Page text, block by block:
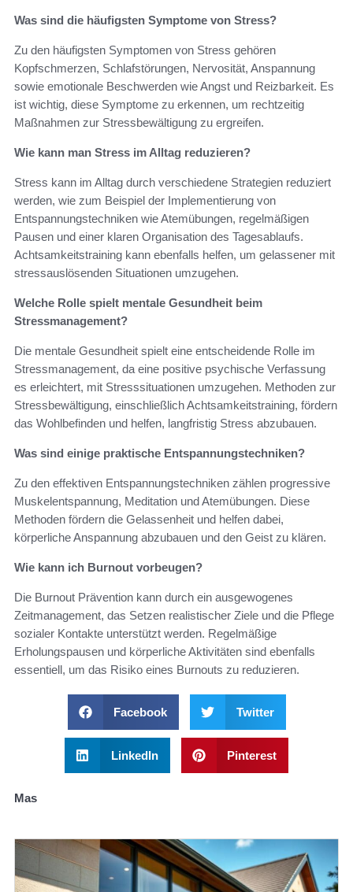
Was sind die häufigsten Symptome von Stress?
Zu den häufigsten Symptomen von Stress gehören
Kopfschmerzen, Schlafstörungen, Nervosität, Anspannung
sowie emotionale Beschwerden wie Angst und Reizbarkeit. Es
ist wichtig, diese Symptome zu erkennen, um rechtzeitig
Maßnahmen zur Stressbewältigung zu ergreifen.
Wie kann man Stress im Alltag reduzieren?
Stress kann im Alltag durch verschiedene Strategien reduziert
werden, wie zum Beispiel der Implementierung von
Entspannungstechniken wie Atemübungen, regelmäßigen
Pausen und einer klaren Organisation des Tagesablaufs.
Achtsamkeitstraining kann ebenfalls helfen, um gelassener mit
stressauslösenden Situationen umzugehen.
Welche Rolle spielt mentale Gesundheit beim
Stressmanagement?
Die mentale Gesundheit spielt eine entscheidende Rolle im
Stressmanagement, da eine positive psychische Verfassung
es erleichtert, mit Stresssituationen umzugehen. Methoden zur
Stressbewältigung, einschließlich Achtsamkeitstraining, fördern
das Wohlbefinden und helfen, langfristig Stress abzubauen.
Was sind einige praktische Entspannungstechniken?
Zu den effektiven Entspannungstechniken zählen progressive
Muskelentspannung, Meditation und Atemübungen. Diese
Methoden fördern die Gelassenheit und helfen dabei,
körperliche Anspannung abzubauen und den Geist zu klären.
Wie kann ich Burnout vorbeugen?
Die Burnout Prävention kann durch ein ausgewogenes
Zeitmanagement, das Setzen realistischer Ziele und die Pflege
sozialer Kontakte unterstützt werden. Regelmäßige
Erholungspausen und körperliche Aktivitäten sind ebenfalls
essentiell, um das Risiko eines Burnouts zu reduzieren.
Facebook Twitter
LinkedIn Pinterest
Mas